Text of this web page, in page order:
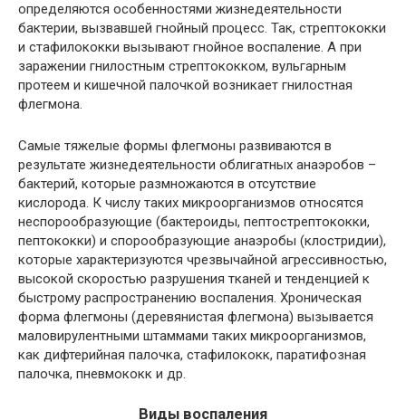
определяются особенностями жизнедеятельности
бактерии, вызвавшей гнойный процесс. Так, стрептококки
и стафилококки вызывают гнойное воспаление. А при
заражении гнилостным стрептококком, вульгарным
протеем и кишечной палочкой возникает гнилостная
флегмона.
Самые тяжелые формы флегмоны развиваются в
результате жизнедеятельности облигатных анаэробов –
бактерий, которые размножаются в отсутствие
кислорода. К числу таких микроорганизмов относятся
неспорообразующие (бактероиды, пептострептококки,
пептококки) и спорообразующие анаэробы (клостридии),
которые характеризуются чрезвычайной агрессивностью,
высокой скоростью разрушения тканей и тенденцией к
быстрому распространению воспаления. Хроническая
форма флегмоны (деревянистая флегмона) вызывается
маловирулентными штаммами таких микроорганизмов,
как дифтерийная палочка, стафилококк, паратифозная
палочка, пневмококк и др.
Виды воспаления